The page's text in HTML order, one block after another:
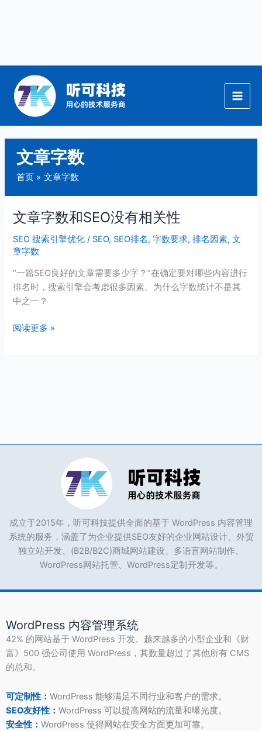
文章字数
首页 文章字数
文章字数和SEO没有相关性
SEO 搜索引擎优化 / SEO, SEO排名,字数要求,排名因素,文
章字数
“一篇SEO良好的文章需要多少字？”在确定要对哪些内容进行
排名时，搜索引擎会考虑很多因素。为什么字数统计不是其
中之一？
文
字
数
和
SEO
没
相
阅读更多 »
成立于2015年，听可科技提供全面的基于 WordPress 内容管理
系统的服务，涵盖了为企业提供SEO友好的企业网站设计、外贸
独立站开发、(B2B/B2C)商城网站建设、多语言网站制作、
WordPress网站托管、WordPress定制开发等。
WordPress 内容管理系统
42% 的网站基于 WordPress 开发。越来越多的小型企业和《财
富》500 强公司使用 WordPress，其数量超过了其他所有 CMS
的总和。
可定制性： WordPress 能够满足不同行业和客户的需求。
SEO友好性： WordPress 可以提高网站的流量和曝光度。
安全性： WordPress 使得网站在安全方面更加可靠。